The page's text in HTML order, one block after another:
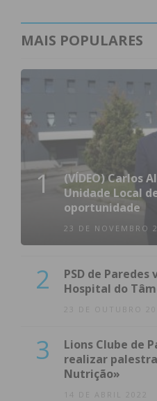
MAIS POPULARES
1
(VÍDEO) Carlos
Unidade Local
oportunidade
23 DE NOVEMBRO
2
PSD de
Hospital do
23 DE OUTUBRO
3
Lions Clube de
realizar
Nutrição»
14 DE ABRIL 2022